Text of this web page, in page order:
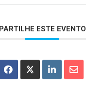
PARTILHE ESTE EVENTO